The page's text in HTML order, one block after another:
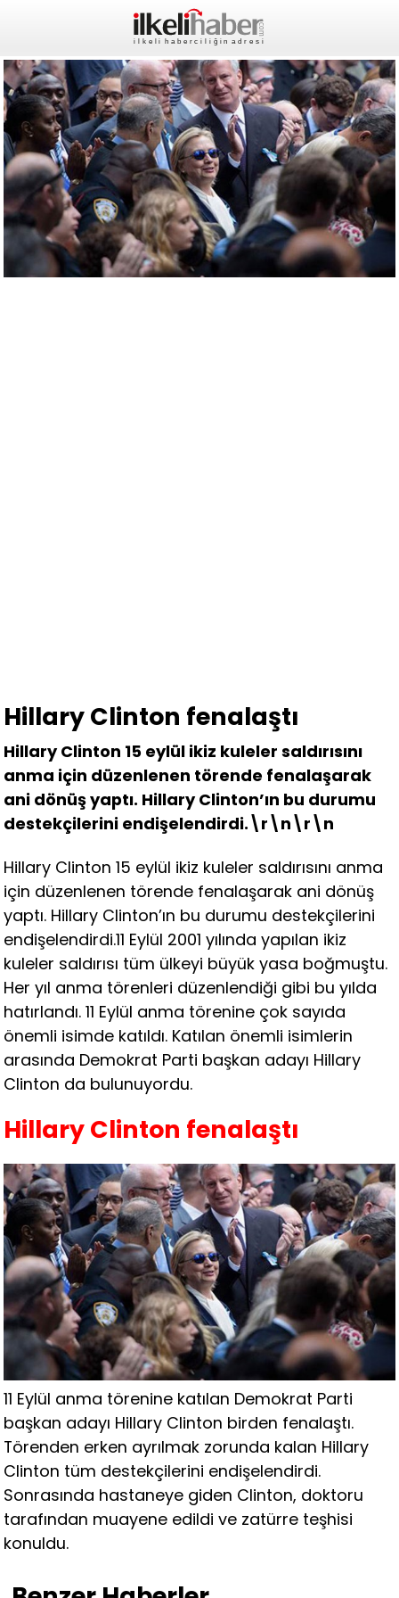
Hillary Clinton fenalaştı
Hillary Clinton 15 eylül ikiz kuleler saldırısını
anma için düzenlenen törende fenalaşarak
ani dönüş yaptı. Hillary Clinton’ın bu durumu
destekçilerini endişelendirdi.\r\n\r\n
Hillary Clinton 15 eylül ikiz kuleler saldırısını anma
için düzenlenen törende fenalaşarak ani dönüş
yaptı. Hillary Clinton’ın bu durumu destekçilerini
endişelendirdi.11 Eylül 2001 yılında yapılan ikiz
kuleler saldırısı tüm ülkeyi büyük yasa boğmuştu.
Her yıl anma törenleri düzenlendiği gibi bu yılda
hatırlandı. 11 Eylül anma törenine çok sayıda
önemli isimde katıldı. Katılan önemli isimlerin
arasında Demokrat Parti başkan adayı Hillary
Clinton da bulunuyordu.
Hillary Clinton fenalaştı
11 Eylül anma törenine katılan Demokrat Parti
başkan adayı Hillary Clinton birden fenalaştı.
Törenden erken ayrılmak zorunda kalan Hillary
Clinton tüm destekçilerini endişelendirdi.
Sonrasında hastaneye giden Clinton, doktoru
tarafından muayene edildi ve zatürre teşhisi
konuldu.